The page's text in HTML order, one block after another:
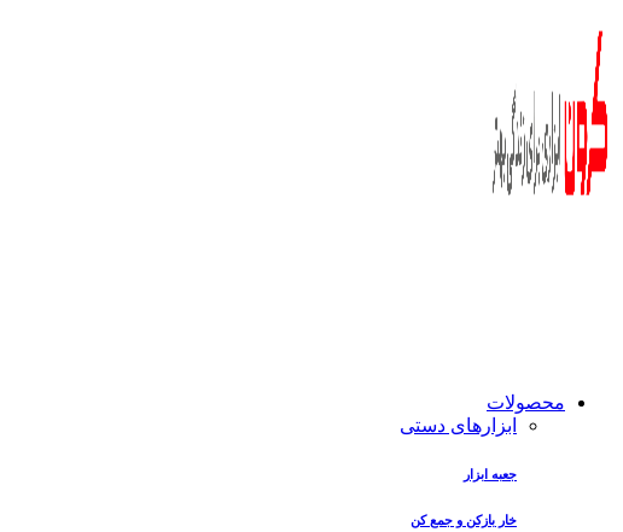
محصولات
ابزارهای دستی
جعبه‌ ابزار
خار بازکن و جمع کن